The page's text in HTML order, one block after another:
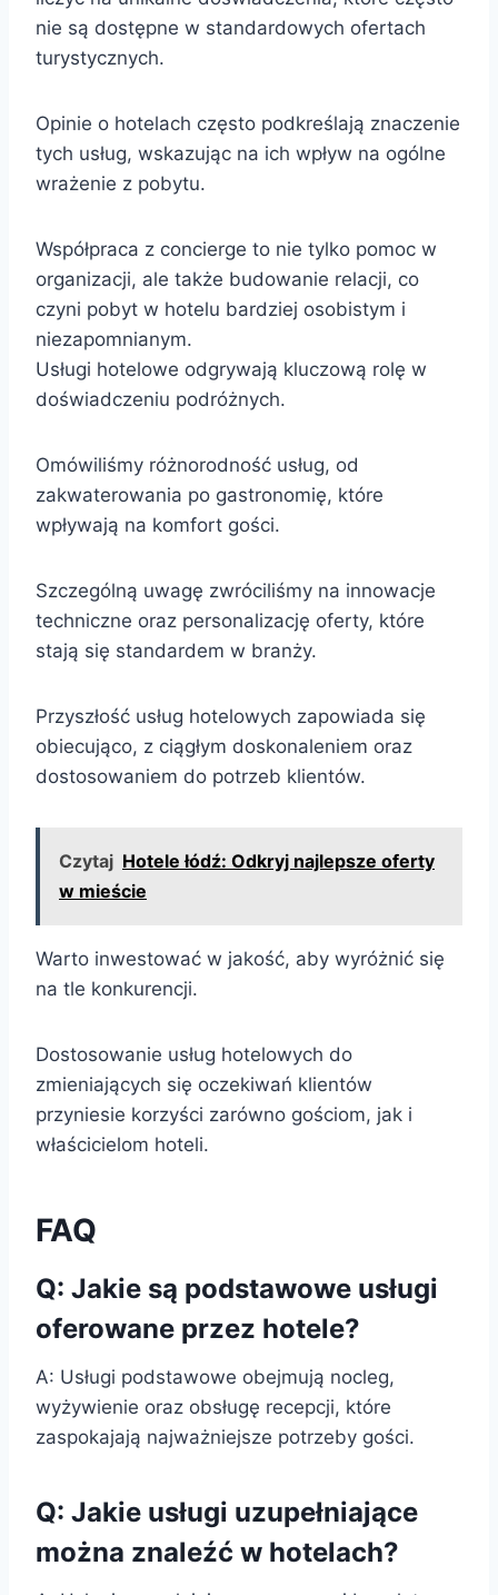
nie są dostępne w standardowych ofertach
turystycznych.
Opinie o hotelach często podkreślają znaczenie
tych usług, wskazując na ich wpływ na ogólne
wrażenie z pobytu.
Współpraca z concierge to nie tylko pomoc w
organizacji, ale także budowanie relacji, co
czyni pobyt w hotelu bardziej osobistym i
niezapomnianym.
Usługi hotelowe odgrywają kluczową rolę w
doświadczeniu podróżnych.
Omówiliśmy różnorodność usług, od
zakwaterowania po gastronomię, które
wpływają na komfort gości.
Szczególną uwagę zwróciliśmy na innowacje
techniczne oraz personalizację oferty, które
stają się standardem w branży.
Przyszłość usług hotelowych zapowiada się
obiecująco, z ciągłym doskonaleniem oraz
dostosowaniem do potrzeb klientów.
Czytaj Hotele łódź: Odkryj najlepsze oferty
w mieście
Warto inwestować w jakość, aby wyróżnić się
na tle konkurencji.
Dostosowanie usług hotelowych do
zmieniających się oczekiwań klientów
przyniesie korzyści zarówno gościom, jak i
właścicielom hoteli.
FAQ
Q: Jakie są podstawowe usługi
oferowane przez hotele?
A: Usługi podstawowe obejmują nocleg,
wyżywienie oraz obsługę recepcji, które
zaspokajają najważniejsze potrzeby gości.
Q: Jakie usługi uzupełniające
można znaleźć w hotelach?